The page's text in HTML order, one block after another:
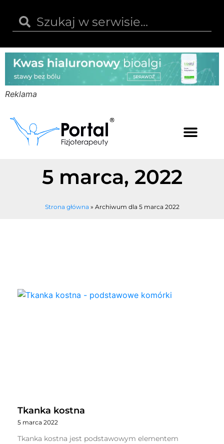
Reklama
5 marca, 2022
Strona główna » Archiwum dla 5 marca 2022
Tkanka kostna
5 marca 2022
Tkanka kostna jest podstawowym elementem